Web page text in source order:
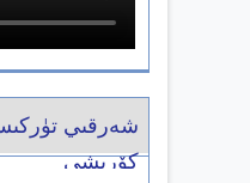
شەرقىي
كۆرىشى